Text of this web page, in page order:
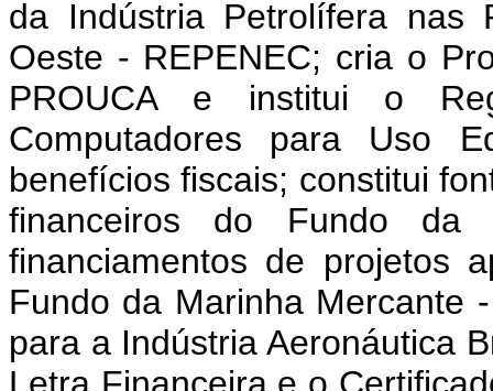
da Indústria Petrolífera nas
Oeste - REPENEC; cria o
PROUCA e institui o
Computadores para Uso
benefícios fiscais; constitui
financeiros do Fundo da
financiamentos de projetos
Fundo da Marinha Mercante
para a Indústria Aeronáutica
Letra Financeira e o